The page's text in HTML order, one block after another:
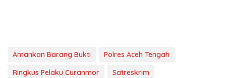
Amankan Barang Bukti
Polres Aceh Tengah
Ringkus Pelaku Curanmor
Satreskrim